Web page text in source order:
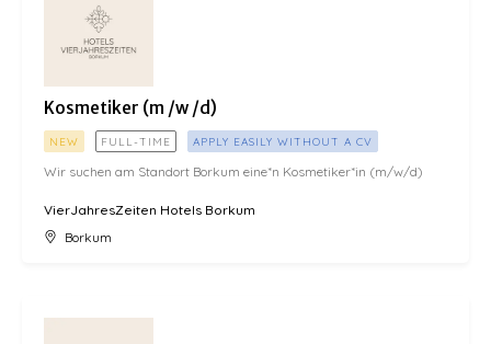
Kosmetiker (m /w /d)
NEW FULL-TIME APPLY EASILY WITHOUT A CV
Wir suchen am Standort Borkum eine*n Kosmetiker*in (m/w/d)
VierJahresZeiten Hotels Borkum
Borkum